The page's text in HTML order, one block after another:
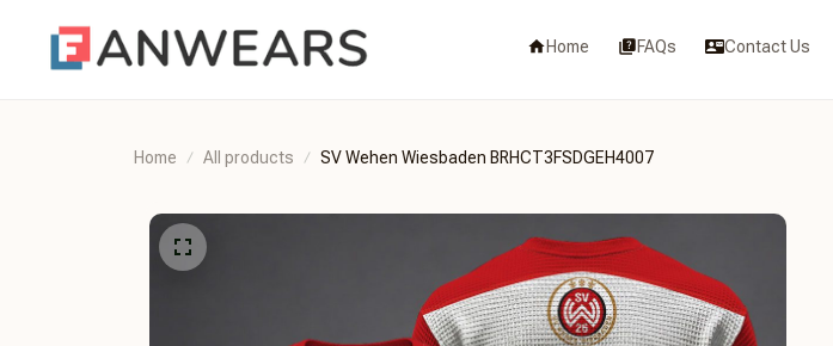
Home FAQs Contact Us
Home All products SV Wehen Wiesbaden BRHCT3FSDGEH4007